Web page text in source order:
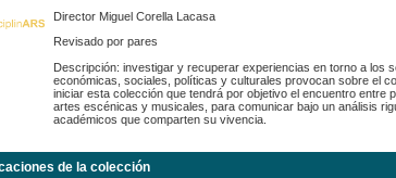
Director Miguel Corella Lacasa
Revisado por pares
Descripción: investigar y recuperar experiencias en torno a los
económicas, sociales, políticas y culturales provocan sobre el
iniciar esta colección que tendrá por objetivo el encuentro
artes escénicas y musicales, para comunicar bajo un análisis
académicos que comparten su vivencia.
de la colección